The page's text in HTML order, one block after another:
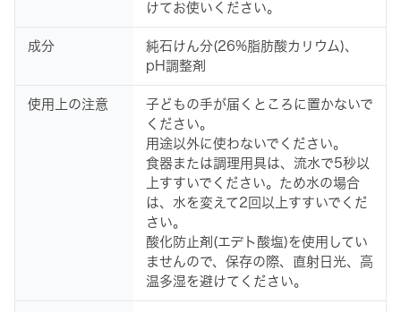
けてお使いください。
成分
純石けん分(26%脂肪酸カリウム)、
pH調整剤
使用上の注意
子どもの手が届くところに置かないで
ください。
用途以外に使わないでください。
食器または調理用具は、流水で5秒以
上すすいでください。ため水の場合
は、水を変えて2回以上すすいでくだ
さい。
酸化防止剤(エデト酸塩)を使用してい
ませんので、保存の際、直射日光、高
温多湿を避けてください。